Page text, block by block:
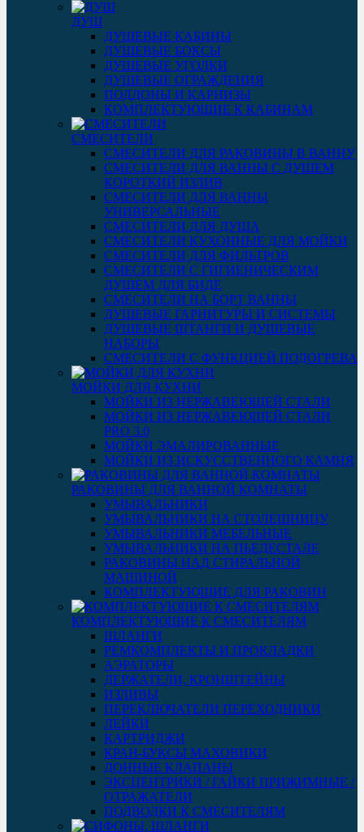
ДУШ
ДУШЕВЫЕ КАБИНЫ
ДУШЕВЫЕ БОКСЫ
ДУШЕВЫЕ УГОЛКИ
ДУШЕВЫЕ ОГРАЖДЕНИЯ
ПОДДОНЫ И КАРНИЗЫ
КОМПЛЕКТУЮЩИЕ К КАБИНАМ
СМЕСИТЕЛИ
СМЕСИТЕЛИ ДЛЯ РАКОВИНЫ В ВАННУ
СМЕСИТЕЛИ ДЛЯ ВАННЫ С ДУШЕМ
КОРОТКИЙ ИЗЛИВ
СМЕСИТЕЛИ ДЛЯ ВАННЫ
УНИВЕРСАЛЬНЫЕ
СМЕСИТЕЛИ ДЛЯ ДУША
СМЕСИТЕЛИ КУХОННЫЕ ДЛЯ МОЙКИ
СМЕСИТЕЛИ ДЛЯ ФИЛЬТРОВ
СМЕСИТЕЛИ С ГИГИЕНИЧЕСКИМ
ДУШЕМ ДЛЯ БИДЕ
СМЕСИТЕЛИ НА БОРТ ВАННЫ
ДУШЕВЫЕ ГАРНИТУРЫ И СИСТЕМЫ
ДУШЕВЫЕ ШТАНГИ И ДУШЕВЫЕ
НАБОРЫ
СМЕСИТЕЛИ С ФУНКЦИЕЙ ПОДОГРЕВА
МОЙКИ ДЛЯ КУХНИ
МОЙКИ ИЗ НЕРЖАВЕЮЩЕЙ СТАЛИ
МОЙКИ ИЗ НЕРЖАВЕЮЩЕЙ СТАЛИ
PRO 3.0
МОЙКИ ЭМАЛИРОВАННЫЕ
МОЙКИ ИЗ ИСКУССТВЕННОГО КАМНЯ
РАКОВИНЫ ДЛЯ ВАННОЙ КОМНАТЫ
УМЫВАЛЬНИКИ
УМЫВАЛЬНИКИ НА СТОЛЕШНИЦУ
УМЫВАЛЬНИКИ МЕБЕЛЬНЫЕ
УМЫВАЛЬНИКИ НА ПЬЕДЕСТАЛЕ
РАКОВИНЫ НАД СТИРАЛЬНОЙ
МАШИНОЙ
КОМПЛЕКТУЮЩИЕ ДЛЯ РАКОВИН
КОМПЛЕКТУЮЩИЕ К СМЕСИТЕЛЯМ
ШЛАНГИ
РЕМКОМПЛЕКТЫ И ПРОКЛАДКИ
АЭРАТОРЫ
ДЕРЖАТЕЛИ, КРОНШТЕЙНЫ
ИЗЛИВЫ
ПЕРЕКЛЮЧАТЕЛИ ПЕРЕХОДНИКИ
ЛЕЙКИ
КАРТРИДЖИ
КРАН-БУКСЫ МАХОВИКИ
ДОННЫЕ КЛАПАНЫ
ЭКСЦЕНТРИКИ / ГАЙКИ ПРИЖИМНЫЕ /
ОТРАЖАТЕЛИ
ПОДВОДКИ К СМЕСИТЕЛЯМ